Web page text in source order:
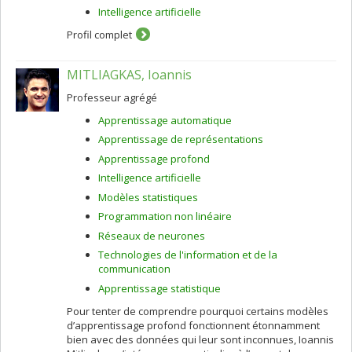
Intelligence artificielle
Profil complet
MITLIAGKAS, Ioannis
Professeur agrégé
Apprentissage automatique
Apprentissage de représentations
Apprentissage profond
Intelligence artificielle
Modèles statistiques
Programmation non linéaire
Réseaux de neurones
Technologies de l'information et de la
communication
Apprentissage statistique
Pour tenter de comprendre pourquoi certains modèles
d’apprentissage profond fonctionnent étonnamment
bien avec des données qui leur sont inconnues, Ioannis